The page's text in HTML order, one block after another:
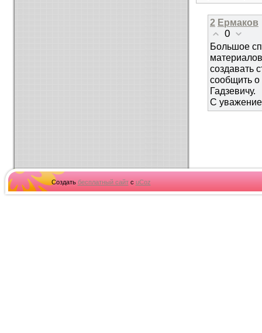
2 Ермаков
0
Большое
создавать
сообщить
Гадзевичу.
С
Создать бесплатный сайтс uCoz